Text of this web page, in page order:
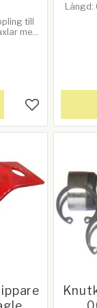
till
med
våra
Lägg till i
Längd: